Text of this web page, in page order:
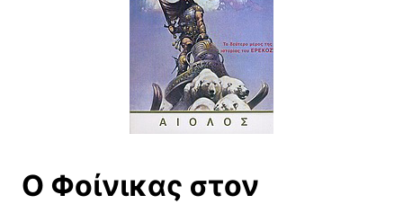
Ο Φοίνικας στον